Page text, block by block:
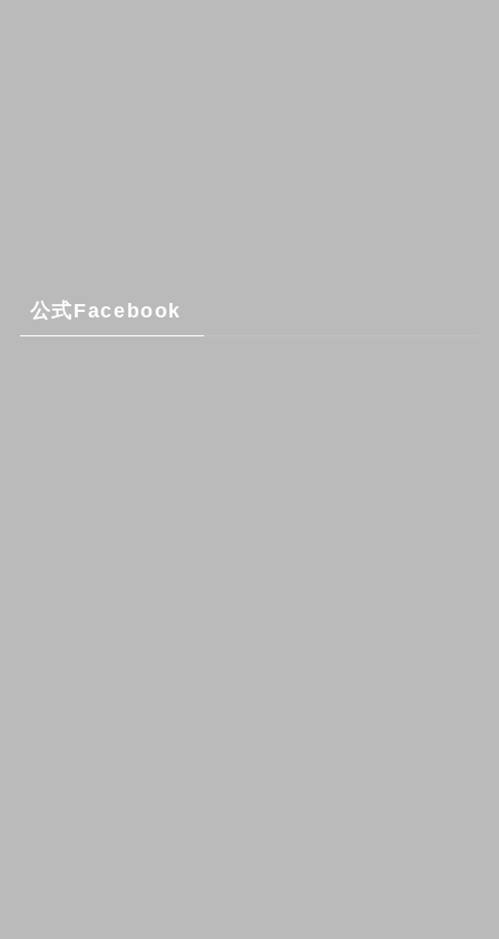
公式Facebook